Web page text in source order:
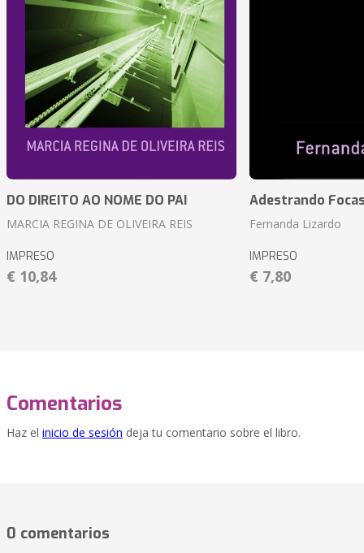
DO DIREITO AO NOME DO PAI
MARCIA REGINA DE OLIVEIRA REIS
IMPRESO
€ 10,84
Adestrando
Fernanda Lizardo
IMPRESO
€ 7,80
Comentarios
Haz el inicio de sesión deja tu comentario sobre el libro.
0 comentarios